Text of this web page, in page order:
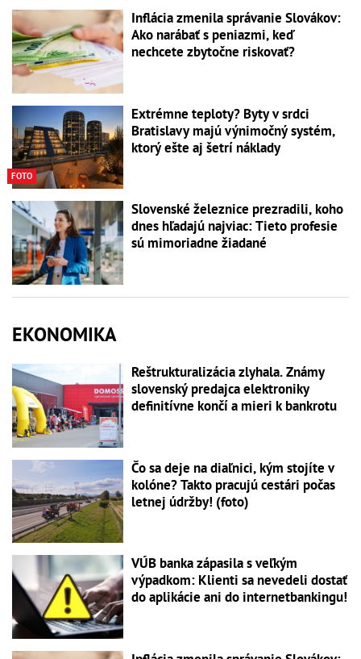
Inflácia zmenila správanie Slovákov:
Ako narábať s peniazmi, keď
nechcete zbytočne riskovať?
FOTO
Extrémne teploty? Byty v srdci
Bratislavy majú výnimočný systém,
ktorý ešte aj šetrí náklady
Slovenské železnice prezradili, koho
dnes hľadajú najviac: Tieto profesie
sú mimoriadne žiadané
EKONOMIKA
Reštrukturalizácia zlyhala. Známy
slovenský predajca elektroniky
definitívne končí a mieri k bankrotu
Čo sa deje na diaľnici, kým stojíte v
kolóne? Takto pracujú cestári počas
letnej údržby! (foto)
VÚB banka zápasila s veľkým
výpadkom: Klienti sa nevedeli dostať
do aplikácie ani do internetbankingu!